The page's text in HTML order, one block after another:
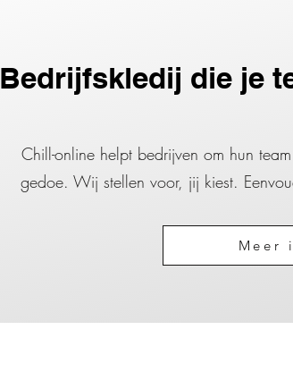
Bedrijfskledij die je
Chill-online helpt bedrijven om hun
gedoe. Wij stellen voor, jij kiest.
Meer